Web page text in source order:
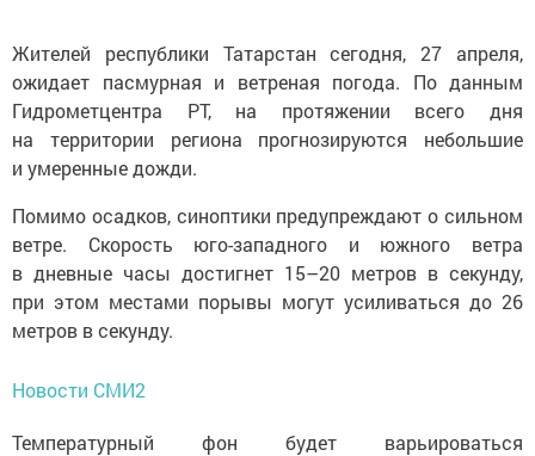
Жителей республики Татарстан сегодня, 27 апреля,
ожидает пасмурная и ветреная погода. По данным
Гидрометцентра РТ, на протяжении всего дня
на территории региона прогнозируются небольшие
и умеренные дожди.
Помимо осадков, синоптики предупреждают о сильном
ветре. Скорость юго-западного и южного ветра
в дневные часы достигнет 15–20 метров в секунду,
при этом местами порывы могут усиливаться до 26
метров в секунду.
Новости СМИ2
Температурный фон будет варьироваться